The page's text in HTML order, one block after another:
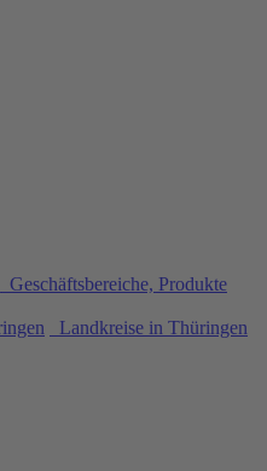
Geschäftsbereiche, Produkte
Landkreise in Thüringen